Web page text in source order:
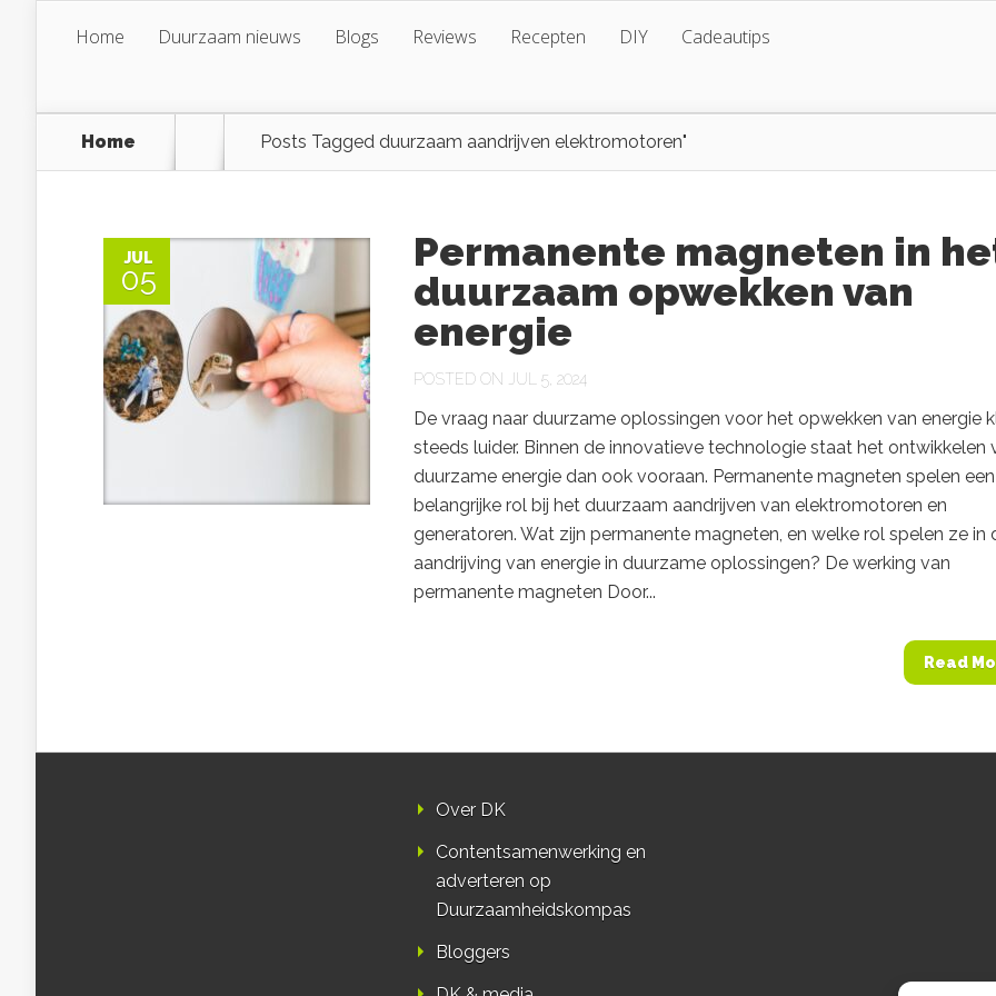
Home Duurzaam nieuws Blogs Reviews Recepten DIY Cadeautips
Home Posts Tagged duurzaam aandrijven elektromotoren"
JUL
05
Permanente magneten in
duurzaam opwekken van
energie
POSTED ON JUL 5, 2024
De vraag naar duurzame oplossingen voor het opwekken van energie
steeds luider. Binnen de innovatieve technologie staat het ontwikkelen
duurzame energie dan ook vooraan. Permanente magneten spelen een
belangrijke rol bij het duurzaam aandrijven van elektromotoren en
generatoren. Wat zijn permanente magneten, en welke rol spelen ze in
aandrijving van energie in duurzame oplossingen? De werking van
permanente magneten Door...
Read
Over DK
Contentsamenwerking en
adverteren op
Duurzaamheidskompas
Bloggers